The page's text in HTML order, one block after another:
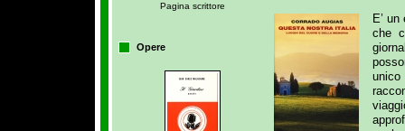
Pagina scrittore
Opere
E’
che